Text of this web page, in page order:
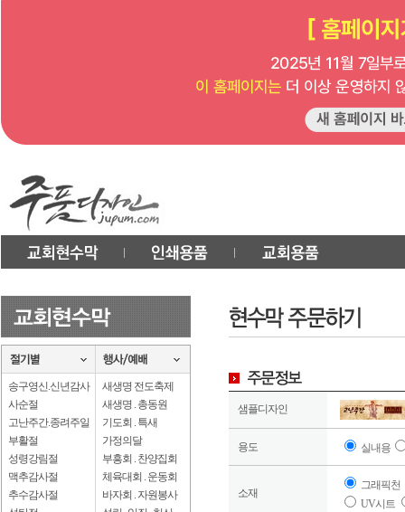
송구영신.신년감사
사순절
고난주간.종려주일
부활절
성령강림절
맥추감사절
추수감사절
새생명 전도축제
새생명 . 총동원
기도회 . 특새
가정의달
부흥회 . 찬양집회
체육대회 . 운동회
바자회 . 자원봉사
샘플디자인
용도 실내용
소재
그래픽천
UV시트